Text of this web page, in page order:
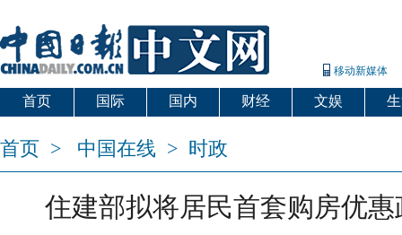
移动新媒体
首页 国际 国内 财经 文娱
首页 > 中国在线 > 时政
住建部拟将居民首套购房优